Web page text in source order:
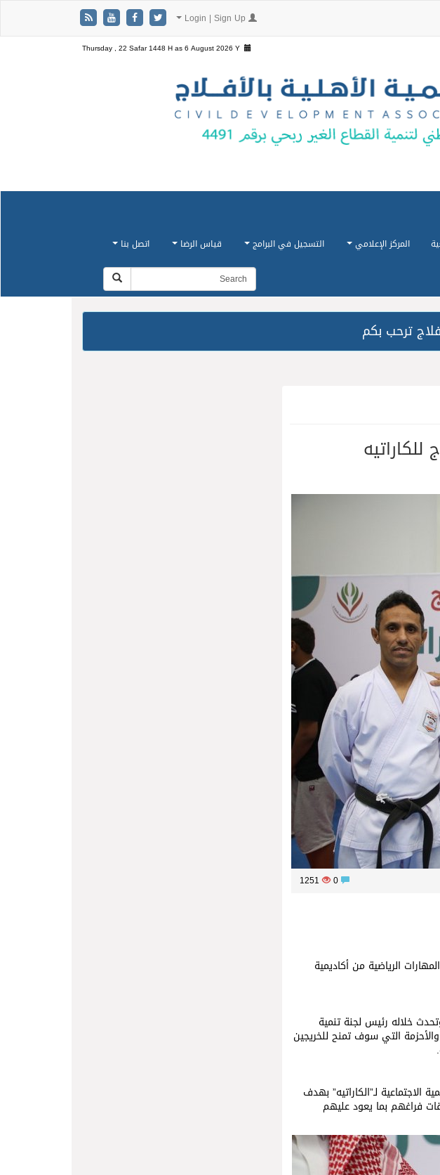
Thursday , 22 Safar 1448 H as6 August 2026 Y
المركز الإعلامي التسجيل في البرامج قياس الرضا اتصل بنا
ترحب بكم
0
1251
ومنحتهم الحزام الأصفر “كيو2″، بعد اجتيازهم المهارات الرياضية من أكاديمية
“كيو2″، حضره أولياء أمورهم، وتحدث خلاله رئيس لجنة تنمية
التي سوف تمنح للخريجين
لـ”الكاراتيه” بهدف
فراغهم بما يعود عليهم